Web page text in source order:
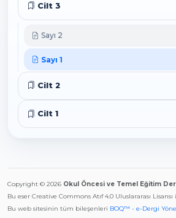
Cilt 3
Sayı 2
Sayı 1
Cilt 2
Cilt 1
Copyright © 2026 Okul Öncesi ve Temel Eğitim
Bu eser Creative Commons Atıf 4.0 Uluslararası Lisansı
Bu web sitesinin tüm bileşenleri BOQ™ - e-Dergi